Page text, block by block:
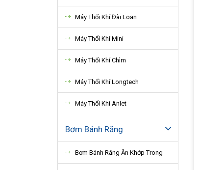
Máy Thổi Khí Đài Loan
Máy Thổi Khí Mini
Máy Thổi Khí Chìm
Máy Thổi Khí Longtech
Máy Thổi Khí Anlet
Bơm Bánh Răng
Bơm Bánh Răng Ăn Khớp Trong